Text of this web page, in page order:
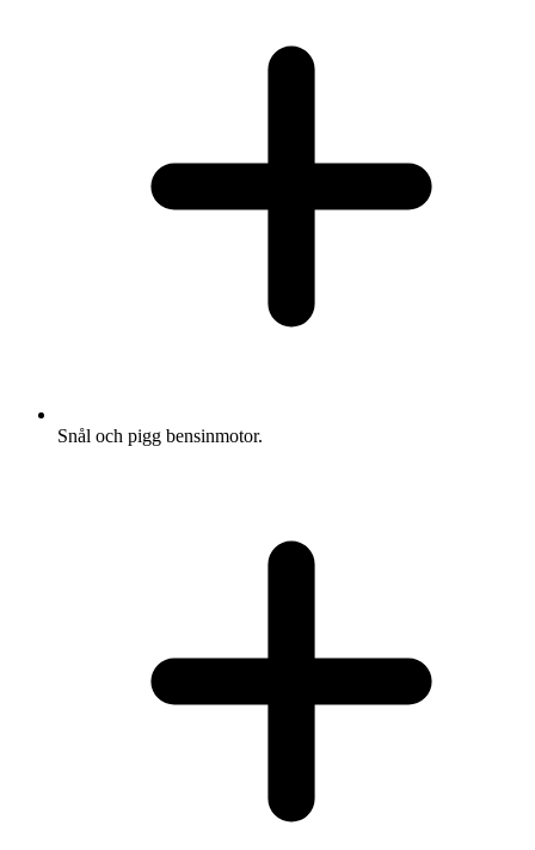
Snål och pigg bensinmotor.